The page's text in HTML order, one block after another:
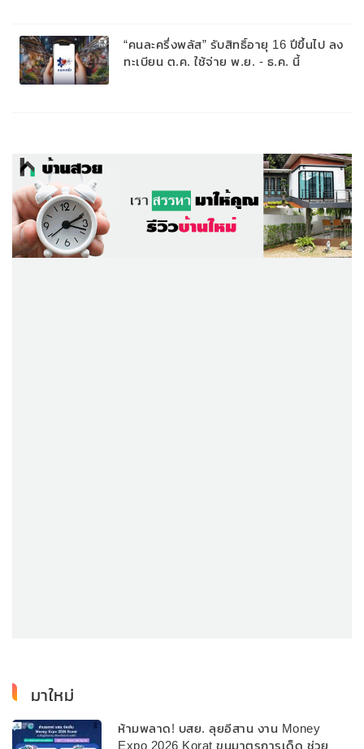
“คนละครึ่งพลัส” รับสิทธิ์อายุ 16 ปีขึ้นไป ลง
ทะเบียน ต.ค. ใช้จ่าย พ.ย. - ธ.ค. นี้
มาใหม่
ห้ามพลาด! บสย. ลุยอีสาน งาน Money